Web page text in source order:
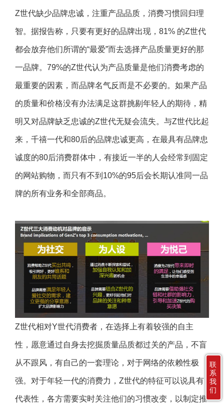
Z世代缺少品牌忠诚，注重产品品质，消费习惯回归理
智。据报告称，只要有更好的品牌出现，81% 的Z世代
都会放弃他们所谓的“最爱”而去选择产品质量更好的那
一品牌。79%的Z世代认为产品质量是他们消费考虑的
最重要的因素，而品牌名气反而是不必要的。如果产品
的质量和价格没有办法满足这群挑剔年轻人的期待，精
明又对品牌缺乏忠诚的Z世代无疑会流失。与Z世代比起
来，千禧一代和80后的品牌忠诚更高，在最具有品牌忠
诚度的80后消费群体中，有接近一半的人会经常到固定
的网站购物，而只有不到10%的95后会长期认准同一品
牌的所有业务和全部商品。
Z世代相对Y世代消费者，在选择上有着较强的自主
性，愿意通过自身去挖掘质量品质都过关的产品，不盲
从不跟风，有自己的一套理论，对于网络的依赖性极
强。对于年轻一代的消费力，Z世代的特征可以说具有
代表性，各方需要实时关注他们的习惯改变，以制定推
联
系
我
们